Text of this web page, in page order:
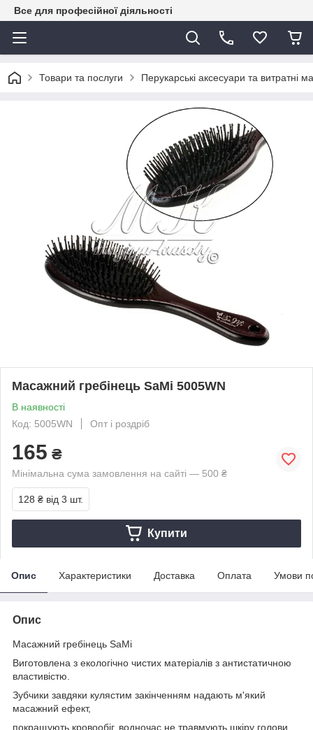
Все для професійної діяльності
Товари та послуги Перукарські аксесуари та витратні
Масажний гребінець SaMi 5005WN
В наявності
Код: 5005WN
Опт і роздріб
165 ₴
Мінімальна сума замовлення на сайті — 500 ₴
128 ₴ від 3 шт.
Купити
Опис Характеристики Доставка Оплата Умови
Опис
Масажний гребінець SaMi
Виготовлена з екологічно чистих матеріалів з антистатичною
властивістю.
Зубчики завдяки кулястим закінченням надають м'який
масажний ефект,
покращують кровообіг, водночас не травмують шкіру голови.